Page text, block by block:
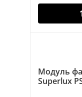
Модуль
Superlux